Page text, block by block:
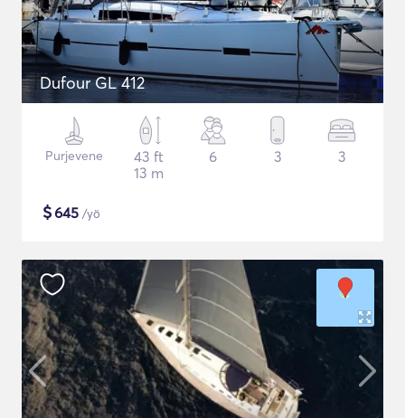
Dufour GL 412
Purjevene
43 ft
13 m
6 3 3
$645 /yö